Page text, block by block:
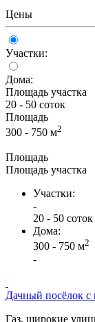
Цены
Участки:
Дома:
Площадь участка
20 - 50 соток
Площадь
300 - 750 м2
Площадь
Площадь участка
Участки:
-
20 - 50 соток
Дома:
300 - 750 м2
-
Дачный посёлок с
Газ, широкие